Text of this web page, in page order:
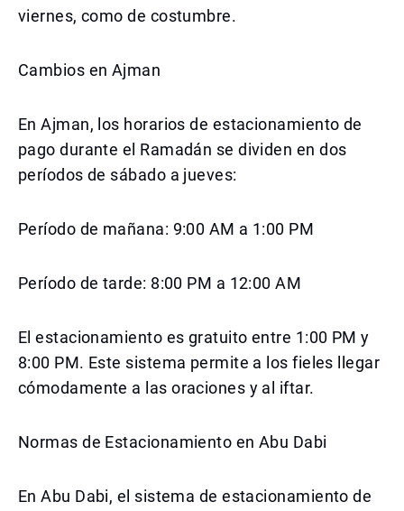
viernes, como de costumbre.
Cambios en Ajman
En Ajman, los horarios de estacionamiento de
pago durante el Ramadán se dividen en dos
períodos de sábado a jueves:
Período de mañana: 9:00 AM a 1:00 PM
Período de tarde: 8:00 PM a 12:00 AM
El estacionamiento es gratuito entre 1:00 PM y
8:00 PM. Este sistema permite a los fieles llegar
cómodamente a las oraciones y al iftar.
Normas de Estacionamiento en Abu Dabi
En Abu Dabi, el sistema de estacionamiento de